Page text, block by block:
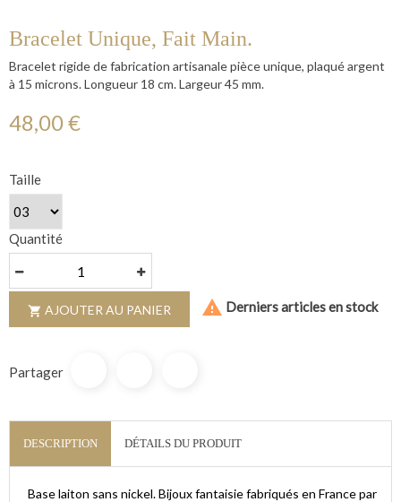
Bracelet Unique, Fait Main.
Bracelet rigide de fabrication artisanale pièce unique, plaqué argent
à 15 microns. Longueur 18 cm. Largeur 45 mm.
48,00 €
Taille
Quantité
 AJOUTER AU PANIER  Derniers articles en stock
Partager
DESCRIPTION DÉTAILS DU PRODUIT
Base laiton sans nickel.Bijoux fantaisie fabriqués en France par